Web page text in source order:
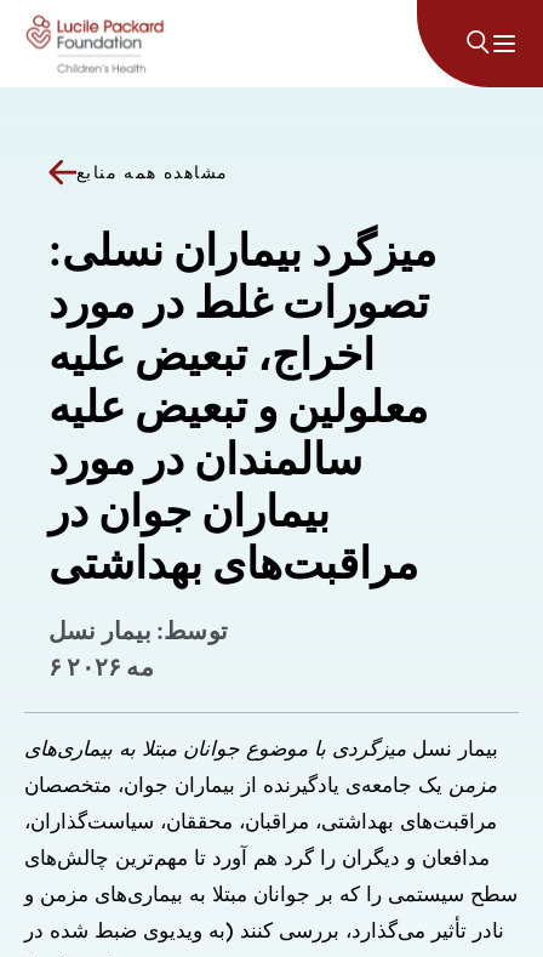
پرش به محتوا
مشاهده همه منابع
میزگرد بیماران نسلی:
تصورات غلط در مورد
اخراج، تبعیض علیه
معلولین و تبعیض علیه
سالمندان در مورد
بیماران جوان در
مراقبت‌های بهداشتی
توسط: بیمار نسل
۶ مه ۲۰۲۶
بیمار نسل میزگردی با موضوع جوانان مبتلا به بیماری‌های
مزمن یک جامعه‌ی یادگیرنده از بیماران جوان، متخصصان
مراقبت‌های بهداشتی، مراقبان، محققان، سیاست‌گذاران،
مدافعان و دیگران را گرد هم آورد تا مهم‌ترین چالش‌های
سطح سیستمی را که بر جوانان مبتلا به بیماری‌های مزمن و
نادر تأثیر می‌گذارد، بررسی کنند (به ویدیوی ضبط شده در